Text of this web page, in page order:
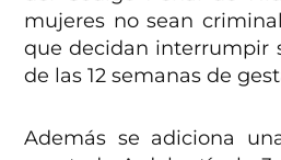
mujeres no sean
que decidan interrumpir
de las 12 semanas de
Además se adiciona